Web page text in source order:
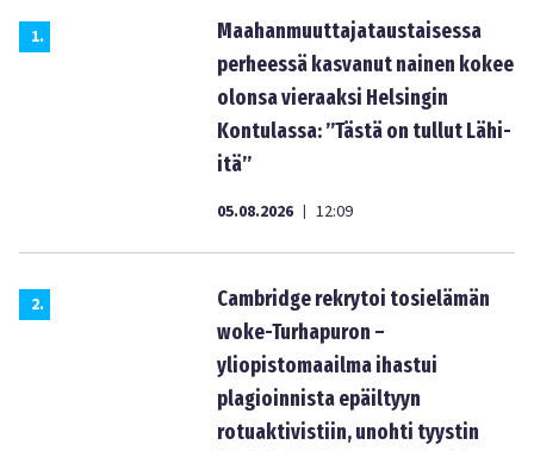
1.
Maahanmuuttajataustaisessa
perheessä kasvanut nainen kokee
olonsa vieraaksi Helsingin
Kontulassa: ”Tästä on tullut Lähi-
itä”
05.08.2026 | 12:09
2.
Cambridge rekrytoi tosielämän
woke-Turhapuron –
yliopistomaailma ihastui
plagioinnista epäiltyyn
rotuaktivistiin, unohti tyystin